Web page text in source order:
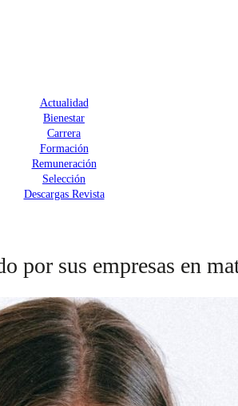
Actualidad
Bienestar
Carrera
Formación
Remuneración
Selección
Descargas Revista
por sus empresas en